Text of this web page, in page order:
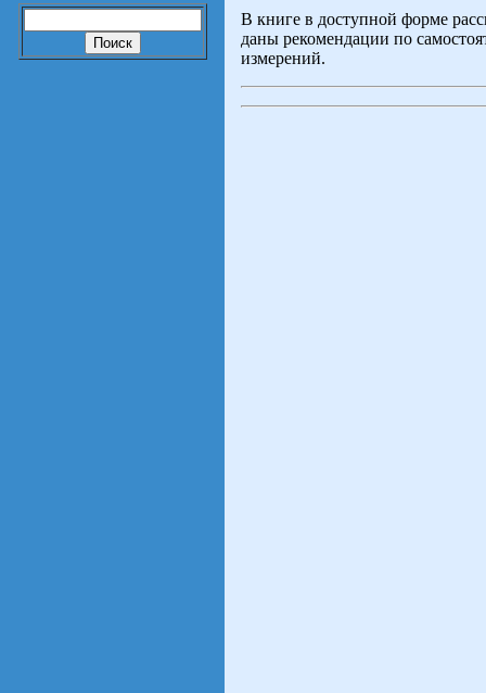
В книге в доступной форме
даны рекомендации по
измерений.